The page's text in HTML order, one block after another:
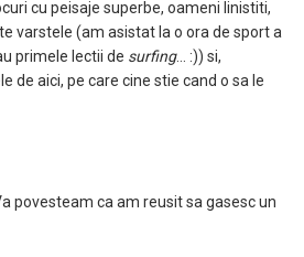
cu peisaje superbe, oameni linistiti,
varstele (am asistat la o ora de sport a
primele lectii de surfing… :)) si,
de aici, pe care cine stie cand o sa le
povesteam ca am reusit sa gasesc un